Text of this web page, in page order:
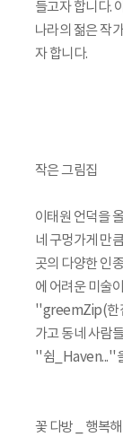
들고자 합니다.
나라의 젊은 작
자 합니다.
작은 그림집
이태원 언덕을
네 구멍가게 만
곳의 다양한 인
에 어려운 미술
''greemZip(한
가고 동네 사람
''쉼_Haven...''
꽃 다방 _ 행복